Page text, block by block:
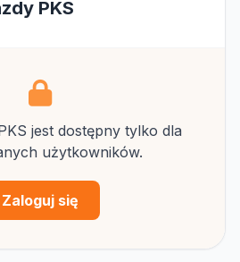
PKS
jest dostępny tylko dla
użytkowników.
Zaloguj się